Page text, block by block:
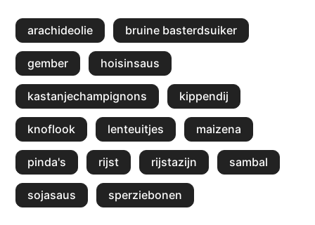
arachideolie bruine basterdsuiker
gember hoisinsaus
kastanjechampignons kippendij
knoflook lenteuitjes maizena
pinda's rijst rijstazijn sambal
sojasaus sperziebonen